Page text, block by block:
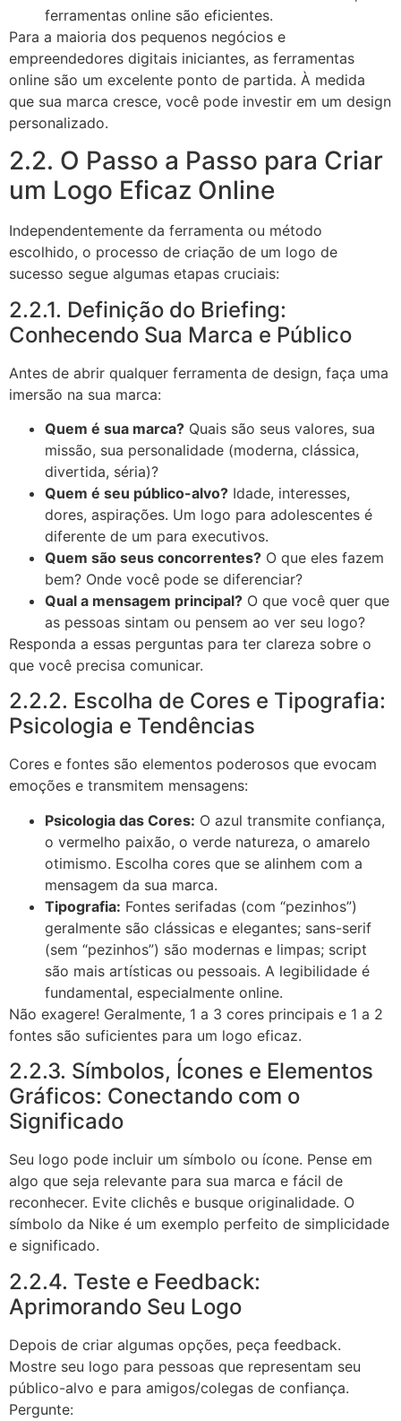
ferramentas online são eficientes.
Para a maioria dos pequenos negócios e
empreendedores digitais iniciantes, as ferramentas
online são um excelente ponto de partida. À medida
que sua marca cresce, você pode investir em um design
personalizado.
2.2. O Passo a Passo para Criar
um Logo Eficaz Online
Independentemente da ferramenta ou método
escolhido, o processo de criação de um logo de
sucesso segue algumas etapas cruciais:
2.2.1. Definição do Briefing:
Conhecendo Sua Marca e Público
Antes de abrir qualquer ferramenta de design, faça uma
imersão na sua marca:
Quem é sua marca? Quais são seus valores, sua
missão, sua personalidade (moderna, clássica,
divertida, séria)?
Quem é seu público-alvo? Idade, interesses,
dores, aspirações. Um logo para adolescentes é
diferente de um para executivos.
Quem são seus concorrentes? O que eles fazem
bem? Onde você pode se diferenciar?
Qual a mensagem principal? O que você quer que
as pessoas sintam ou pensem ao ver seu logo?
Responda a essas perguntas para ter clareza sobre o
que você precisa comunicar.
2.2.2. Escolha de Cores e Tipografia:
Psicologia e Tendências
Cores e fontes são elementos poderosos que evocam
emoções e transmitem mensagens:
Psicologia das Cores: O azul transmite confiança,
o vermelho paixão, o verde natureza, o amarelo
otimismo. Escolha cores que se alinhem com a
mensagem da sua marca.
Tipografia: Fontes serifadas (com “pezinhos”)
geralmente são clássicas e elegantes; sans-serif
(sem “pezinhos”) são modernas e limpas; script
são mais artísticas ou pessoais. A legibilidade é
fundamental, especialmente online.
Não exagere! Geralmente, 1 a 3 cores principais e 1 a 2
fontes são suficientes para um logo eficaz.
2.2.3. Símbolos, Ícones e Elementos
Gráficos: Conectando com o
Significado
Seu logo pode incluir um símbolo ou ícone. Pense em
algo que seja relevante para sua marca e fácil de
reconhecer. Evite clichês e busque originalidade. O
símbolo da Nike é um exemplo perfeito de simplicidade
e significado.
2.2.4. Teste e Feedback:
Aprimorando Seu Logo
Depois de criar algumas opções, peça feedback.
Mostre seu logo para pessoas que representam seu
público-alvo e para amigos/colegas de confiança.
Pergunte: